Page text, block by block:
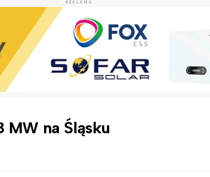
REKLAMA
MW na Śląsku